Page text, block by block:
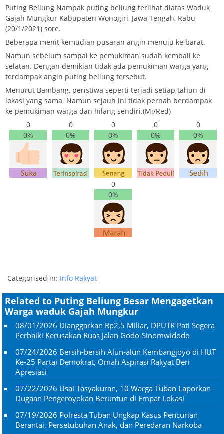
Puting Beliung Nampak puting beliung terlihat diatas Waduk
Gajah Mungkur Kabupaten Wonogiri, Jawa Tengah, Rabu
(20/1/2021) sore.
Beberapa menit kemudian pusaran angin menuju ke barat.
Namun sebelum sampai ke pemukiman sudah kembali ke
selatan. Dengan demikian tidak ada pemukiman warga yang
terdampak angin puting beliung tersebut.
Menurut Bambang, peristiwa seperti terjadi setiap tahun di
lokasi yang sama. Namun sejauh ini tidak pernah berdampak
ke pemukiman warga dan hilang sendiri.(Mj/Red)
0
0%
0
0%
0
0%
0
0%
0
0%
0
0%
Categorised in: Info Rakyat
Related to Puting Beliung Besar Mengagetkan
Warga waduk Gajah Mungkur
08/01/2026 Dianggarkan Rp2,5 Miliar, DPUTR Pati Segera
Perbaiki Kerusakan Ruas Jalan Godo-Sinomwidodo
07/24/2026 Bersih-bersih Alun-alun Kembangjoyo di HUT
Ke-25 Partai Demokrat, Omah Aspirasi Rakyat Beri
Apresiasi
07/22/2026 Usai Tasyakuran, 10 Warga Tuban Laporkan
Dugaan Pengeroyokan Beruntun di Empat Lokasi
07/19/2026 Polresta Tuban Ungkap Kasus Pencurian
Berantai, Persetubuhan Anak, dan Peredaran Narkoba